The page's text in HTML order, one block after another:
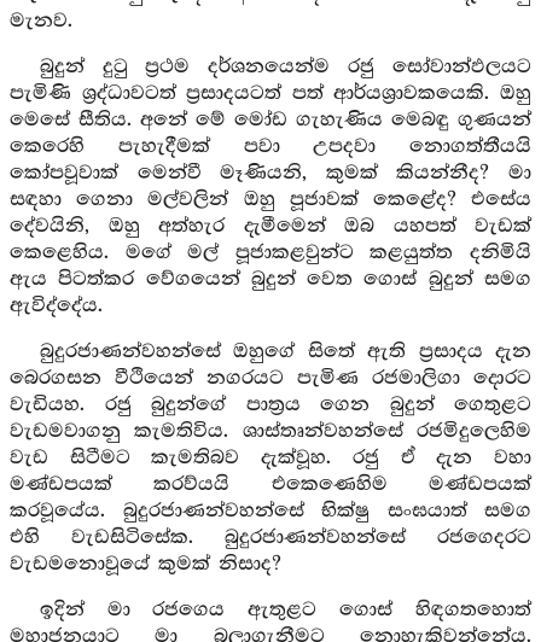
මැනව.
බුදුන් දුටු ප්‍රථම දර්ශනයෙන්ම රජු සෝවාන්ඵලයට
පැමිණි ශ්‍රද්ධාවටත් ප්‍රසාදයටත් පත් ආර්යශ්‍රාවකයෙකි. ඔහු
මෙසේ සීතිය. අනේ මේ මෝඩ ගැහැණිය මෙබඳු ගුණයන්
කෙරෙහි පැහැදීමක් පවා උපදවා නොගත්තීයයි
කෝපවූවාක් මෙන්වී මෑණියනි, කුමක් කියන්නීද? මා
සඳහා ගෙනා මල්වලින් ඔහු පූජාවක් කෙළේද? එසේය
දේවයිනි, ඔහු අත්හැර දැමීමෙන් ඔබ යහපත් වැඩක්
කෙළෙහිය. මගේ මල් පූජාකළවුන්ට කළයුත්ත දනිමියි
ඇය පිටත්කර වේගයෙන් බුදුන් වෙත ගොස් බුදුන් සමග
ඇවිද්දේය.
බුදුරජාණන්වහන්සේ ඔහුගේ සිතේ ඇති ප්‍රසාදය දැන
බෙරගසන වීථියෙන් නගරයට පැමිණ රජමාලිගා දොරට
වැඩියහ. රජු බුදුන්ගේ පාත්‍රය ගෙන බුදුන් ගෙතුළට
වැඩමවාගනු කැමතිවිය. ශාස්තෘන්වහන්සේ රජමිදුලෙහිම
වැඩ සිටීමට කැමතිබව දැක්වූහ. රජු ඒ දැන වහා
මණ්ඩපයක් කරව්යයි එකෙණෙහිම මණ්ඩපයක්
කරවූයේය. බුදුරජාණන්වහන්සේ භික්ෂු සංඝයාත් සමග
එහි වැඩසිටිසේක. බුදුරජාණන්වහන්සේ රජගෙදරට
වැඩමනොවූයේ කුමක් නිසාද?
ඉදින් මා රජගෙය ඇතුළට ගොස් හිඳගතහොත්
මහාජනයාට මා බලාගැනීමට නොහැකිවන්නේය.